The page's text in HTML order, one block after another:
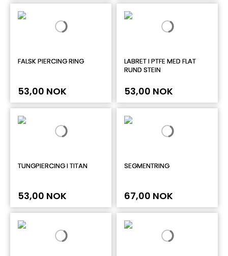
FALSK PIERCING RING
53,00 NOK
LABRET I PTFE MED FLAT
RUND STEIN
53,00 NOK
TUNGPIERCING I TITAN
53,00 NOK
SEGMENTRING
67,00 NOK